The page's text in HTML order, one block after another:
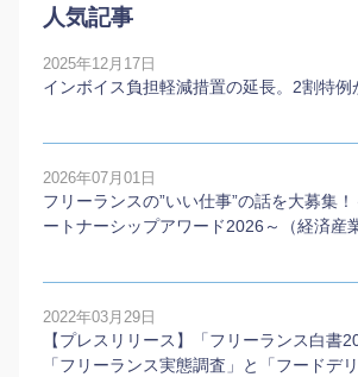
人気記事
2025年12月17日
インボイス負担軽減措置の延長。2割特例
2026年07月01日
フリーランスの”いい仕事”の話を大募集
ートナーシップアワード2026～（経済産
2022年03月29日
【プレスリリース】「フリーランス白書
「フリーランス実態調査」と「フードデ